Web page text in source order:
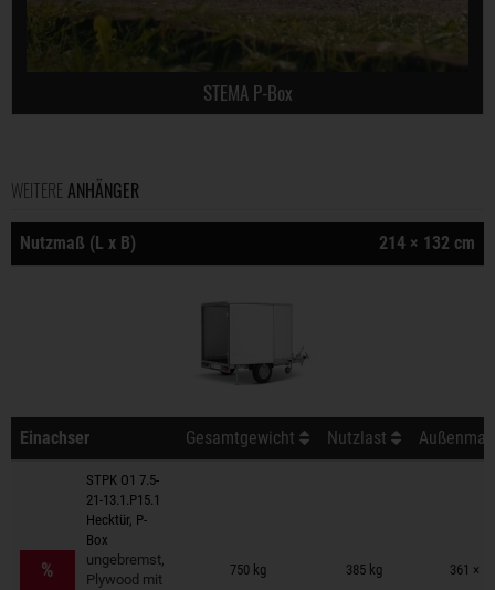
STEMA P-Box
WEITERE ANHÄNGER
Nutzmaß (L x B) 214 × 132 cm
Einachser Gesamtgewicht Nutzlast
%
STPK O1 7.5-
21-13.1.P15.1
Hecktür, P-
Box
ungebremst,
Plywood mit
750 kg 385 kg 361 ×
Anhänger auf Merkzettel